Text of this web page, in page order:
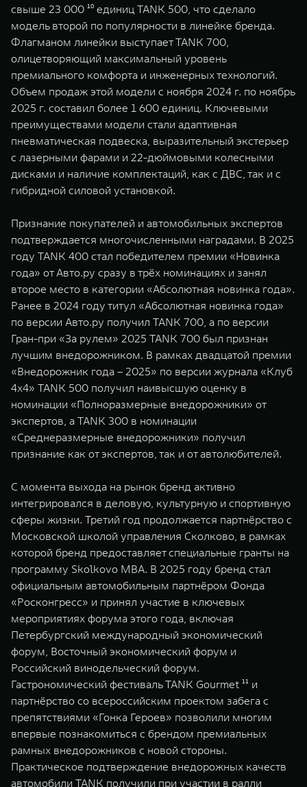
свыше 23 000 ¹⁰ единиц TANK 500, что сделало
модель второй по популярности в линейке бренда.
Флагманом линейки выступает TANK 700,
олицетворяющий максимальный уровень
премиального комфорта и инженерных технологий.
Объем продаж этой модели с ноября 2024 г. по ноябрь
2025 г. составил более 1 600 единиц. Ключевыми
преимуществами модели стали адаптивная
пневматическая подвеска, выразительный экстерьер
с лазерными фарами и 22-дюймовыми колесными
дисками и наличие комплектаций, как с ДВС, так и с
гибридной силовой установкой.
Признание покупателей и автомобильных экспертов
подтверждается многочисленными наградами. В 2025
году TANK 400 стал победителем премии «Новинка
года» от Авто.ру сразу в трёх номинациях и занял
второе место в категории «Абсолютная новинка года».
Ранее в 2024 году титул «Абсолютная новинка года»
по версии Авто.ру получил TANK 700, а по версии
Гран-при «За рулем» 2025 TANK 700 был признан
лучшим внедорожником. В рамках двадцатой премии
«Внедорожник года – 2025» по версии журнала «Клуб
4x4» TANK 500 получил наивысшую оценку в
номинации «Полноразмерные внедорожники» от
экспертов, а TANK 300 в номинации
«Среднеразмерные внедорожники» получил
признание как от экспертов, так и от автолюбителей.
С момента выхода на рынок бренд активно
интегрировался в деловую, культурную и спортивную
сферы жизни. Третий год продолжается партнёрство с
Московской школой управления Сколково, в рамках
которой бренд предоставляет специальные гранты на
программу Skolkovo MBA. В 2025 году бренд стал
официальным автомобильным партнёром Фонда
«Росконгресс» и принял участие в ключевых
мероприятиях форума этого года, включая
Петербургский международный экономический
форум, Восточный экономический форум и
Российский винодельческий форум.
Гастрономический фестиваль TANK Gourmet ¹¹ и
партнёрство со всероссийским проектом забега с
препятствиями «Гонка Героев» позволили многим
впервые познакомиться с брендом премиальных
рамных внедорожников с новой стороны.
Практическое подтверждение внедорожных качеств
автомобили TANK получили при участии в ралли